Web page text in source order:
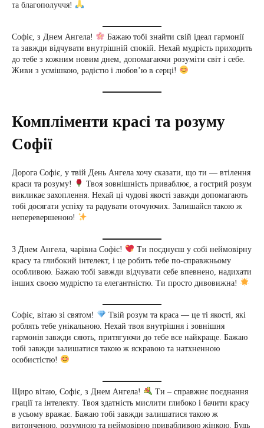
та благополуччя!
Софіє, з Днем Ангела!
Бажаю тобі знайти свій ідеал гармонії
та завжди відчувати внутрішній спокій. Нехай мудрість приходить
до тебе з кожним новим днем, допомагаючи розуміти світ і себе.
Живи з усмішкою, радістю і любов’ю в серці!
Компліменти красі та розуму
Софії
Дорога Софіє, у твій День Ангела хочу сказати, що ти — втілення
краси та розуму!
Твоя зовнішність приваблює, а гострий розум
викликає захоплення. Нехай ці чудові якості завжди допомагають
тобі досягати успіху та радувати оточуючих. Залишайся такою ж
неперевершеною!
З Днем Ангела, чарівна Софіє!
Ти поєднуєш у собі неймовірну
красу та глибокий інтелект, і це робить тебе по-справжньому
особливою. Бажаю тобі завжди відчувати себе впевнено, надихати
інших своєю мудрістю та елегантністю. Ти просто дивовижна!
Софіє, вітаю зі святом!
Твій розум та краса — це ті якості, які
роблять тебе унікальною. Нехай твоя внутрішня і зовнішня
гармонія завжди сяють, притягуючи до тебе все найкраще. Бажаю
тобі завжди залишатися такою ж яскравою та натхненною
особистістю!
Щиро вітаю, Софіє, з Днем Ангела!
Ти – справжнє поєднання
грації та інтелекту. Твоя здатність мислити глибоко і бачити красу
в усьому вражає. Бажаю тобі завжди залишатися такою ж
витонченою, розумною та неймовірно привабливою жінкою. Будь